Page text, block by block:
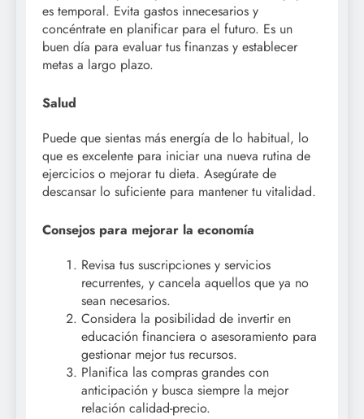
es temporal. Evita gastos innecesarios y
concéntrate en planificar para el futuro. Es un
buen día para evaluar tus finanzas y establecer
metas a largo plazo.
Salud
Puede que sientas más energía de lo habitual, lo
que es excelente para iniciar una nueva rutina de
ejercicios o mejorar tu dieta. Asegúrate de
descansar lo suficiente para mantener tu vitalidad.
Consejos para mejorar la economía
Revisa tus suscripciones y servicios
recurrentes, y cancela aquellos que ya no
sean necesarios.
Considera la posibilidad de invertir en
educación financiera o asesoramiento para
gestionar mejor tus recursos.
Planifica las compras grandes con
anticipación y busca siempre la mejor
relación calidad-precio.